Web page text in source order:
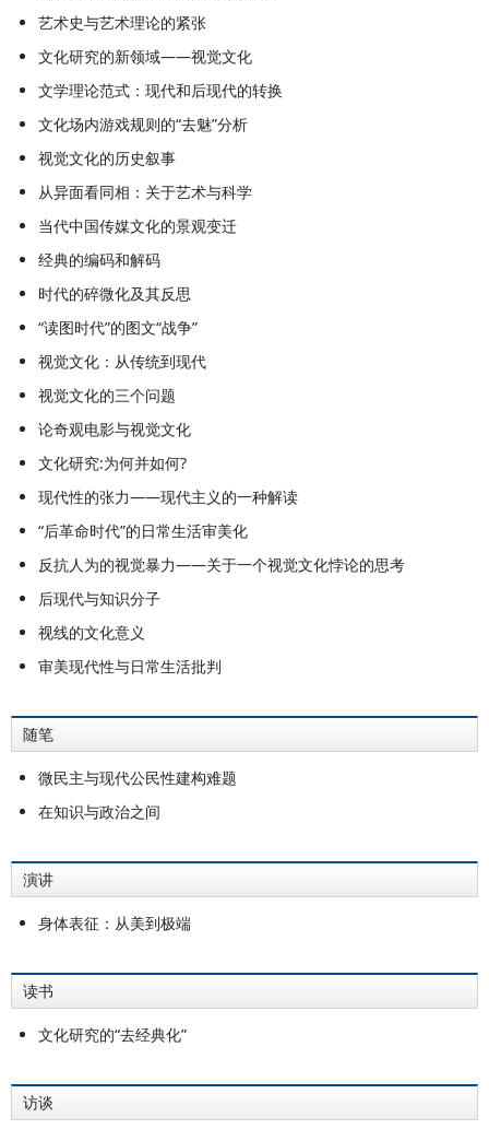
艺术史与艺术理论的紧张
文化研究的新领域——视觉文化
文学理论范式：现代和后现代的转换
文化场内游戏规则的“去魅”分析
视觉文化的历史叙事
从异面看同相：关于艺术与科学
当代中国传媒文化的景观变迁
经典的编码和解码
时代的碎微化及其反思
“读图时代”的图文“战争”
视觉文化：从传统到现代
视觉文化的三个问题
论奇观电影与视觉文化
文化研究:为何并如何?
现代性的张力——现代主义的一种解读
“后革命时代”的日常生活审美化
反抗人为的视觉暴力——关于一个视觉文化悖论的思考
后现代与知识分子
视线的文化意义
审美现代性与日常生活批判
随笔
微民主与现代公民性建构难题
在知识与政治之间
演讲
身体表征：从美到极端
读书
文化研究的“去经典化”
访谈